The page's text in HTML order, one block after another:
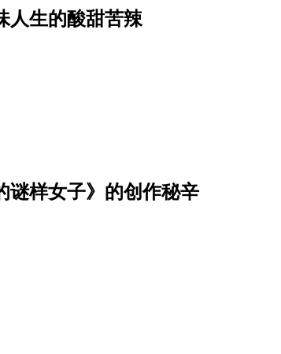
人生的酸甜苦辣
谜样女子》的创作秘辛